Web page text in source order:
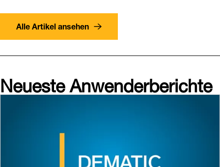
Alle Artikel ansehen
Neueste Anwenderberichte